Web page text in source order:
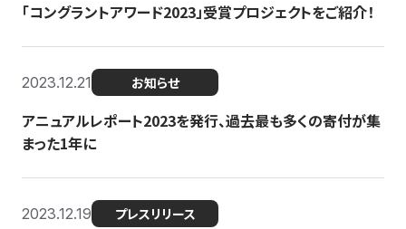
「コングラントアワード2023」受賞プロジェクトをご紹介！
2023.12.21 お知らせ
アニュアルレポート2023を発行、過去最も多くの寄付が集
まった1年に
2023.12.19 プレスリリース